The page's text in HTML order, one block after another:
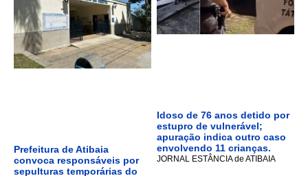
Prefeitura de Atibaia
convoca responsáveis por
sepulturas temporárias do
Idoso de 76 anos detido por
estupro de vulnerável;
apuração indica outro caso
envolvendo 11 crianças.
JORNAL ESTÂNCIA de ATIBAIA